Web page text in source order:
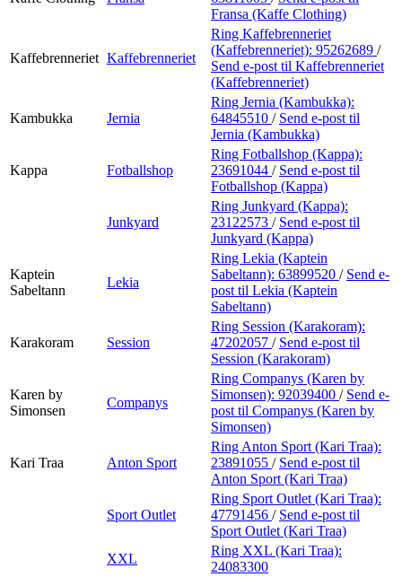
Gavekort
Fransa (Kaffe Clothing)
Kaffebrenneriet Kaffebrenneriet
Ring Kaffebrenneriet
(Kaffebrenneriet): 95262689 /
Send e-post til Kaffebrenneriet
(Kaffebrenneriet)
Kambukka Jernia
Ring Jernia (Kambukka):
64845510 / Send e-post til
Jernia (Kambukka)
Kappa Fotballshop
Ring Fotballshop (Kappa):
23691044 / Send e-post til
Fotballshop (Kappa)
Junkyard
Ring Junkyard (Kappa):
23122573 / Send e-post til
Junkyard (Kappa)
Kaptein
Sabeltann
Lekia
Ring Lekia (Kaptein
Sabeltann): 63899520 / Send e-
post til Lekia (Kaptein
Sabeltann)
Karakoram Session
Ring Session (Karakoram):
47202057 / Send e-post til
Session (Karakoram)
Karen by
Simonsen
Companys
Ring Companys (Karen by
Simonsen): 92039400 / Send e-
post til Companys (Karen by
Simonsen)
Kari Traa Anton Sport
Ring Anton Sport (Kari Traa):
23891055 / Send e-post til
Anton Sport (Kari Traa)
Sport Outlet
Ring Sport Outlet (Kari Traa):
47791456 / Send e-post til
Sport Outlet (Kari Traa)
XXL
Ring XXL (Kari Traa):
24083300